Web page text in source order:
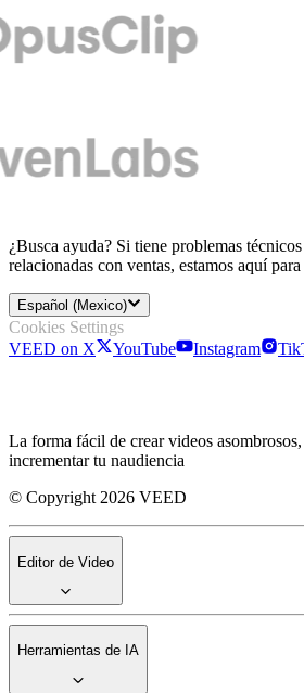
¿Busca ayuda? Si tiene problemas
relacionadas con ventas, estamos aquí
Español (Mexico)
Cookies Settings
VEED on X
YouTube Instagram
La forma fácil de crear videos
incrementar tu naudiencia
© Copyright 2026 VEED
Editor de Video
Herramientas de IA